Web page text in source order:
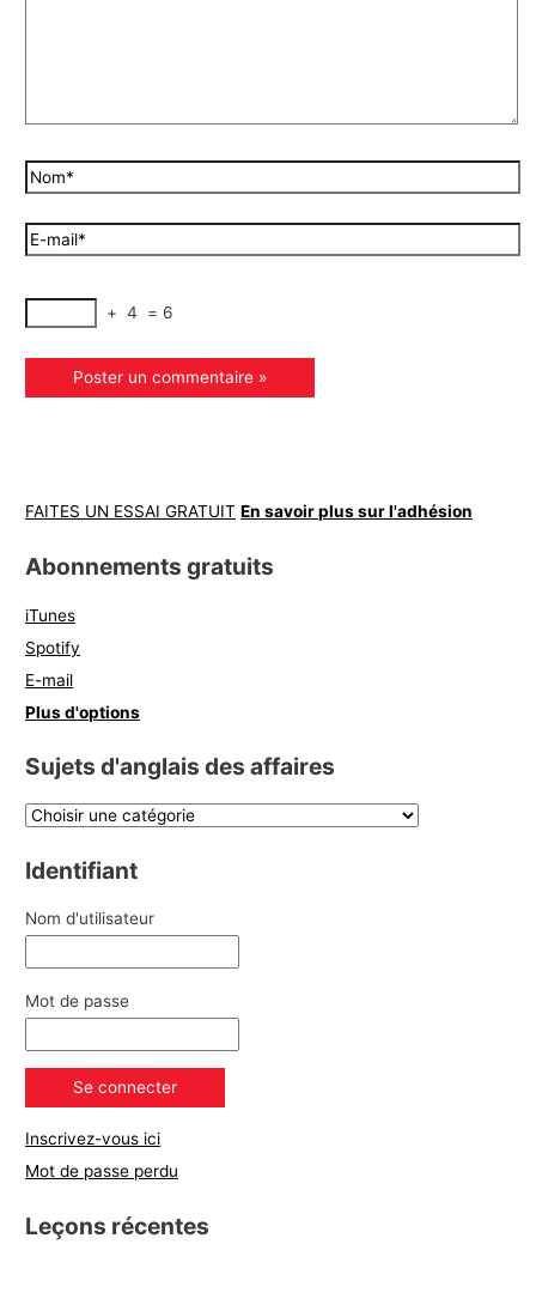
+ 4 = 6
FAITES UN ESSAI GRATUIT En savoir plus sur l'adhésion
Abonnements gratuits
iTunes
Spotify
E-mail
Plus d'options
Sujets d'anglais des affaires
Identifiant
Nom d'utilisateur
Mot de passe
Inscrivez-vous ici
Mot de passe perdu
Leçons récentes